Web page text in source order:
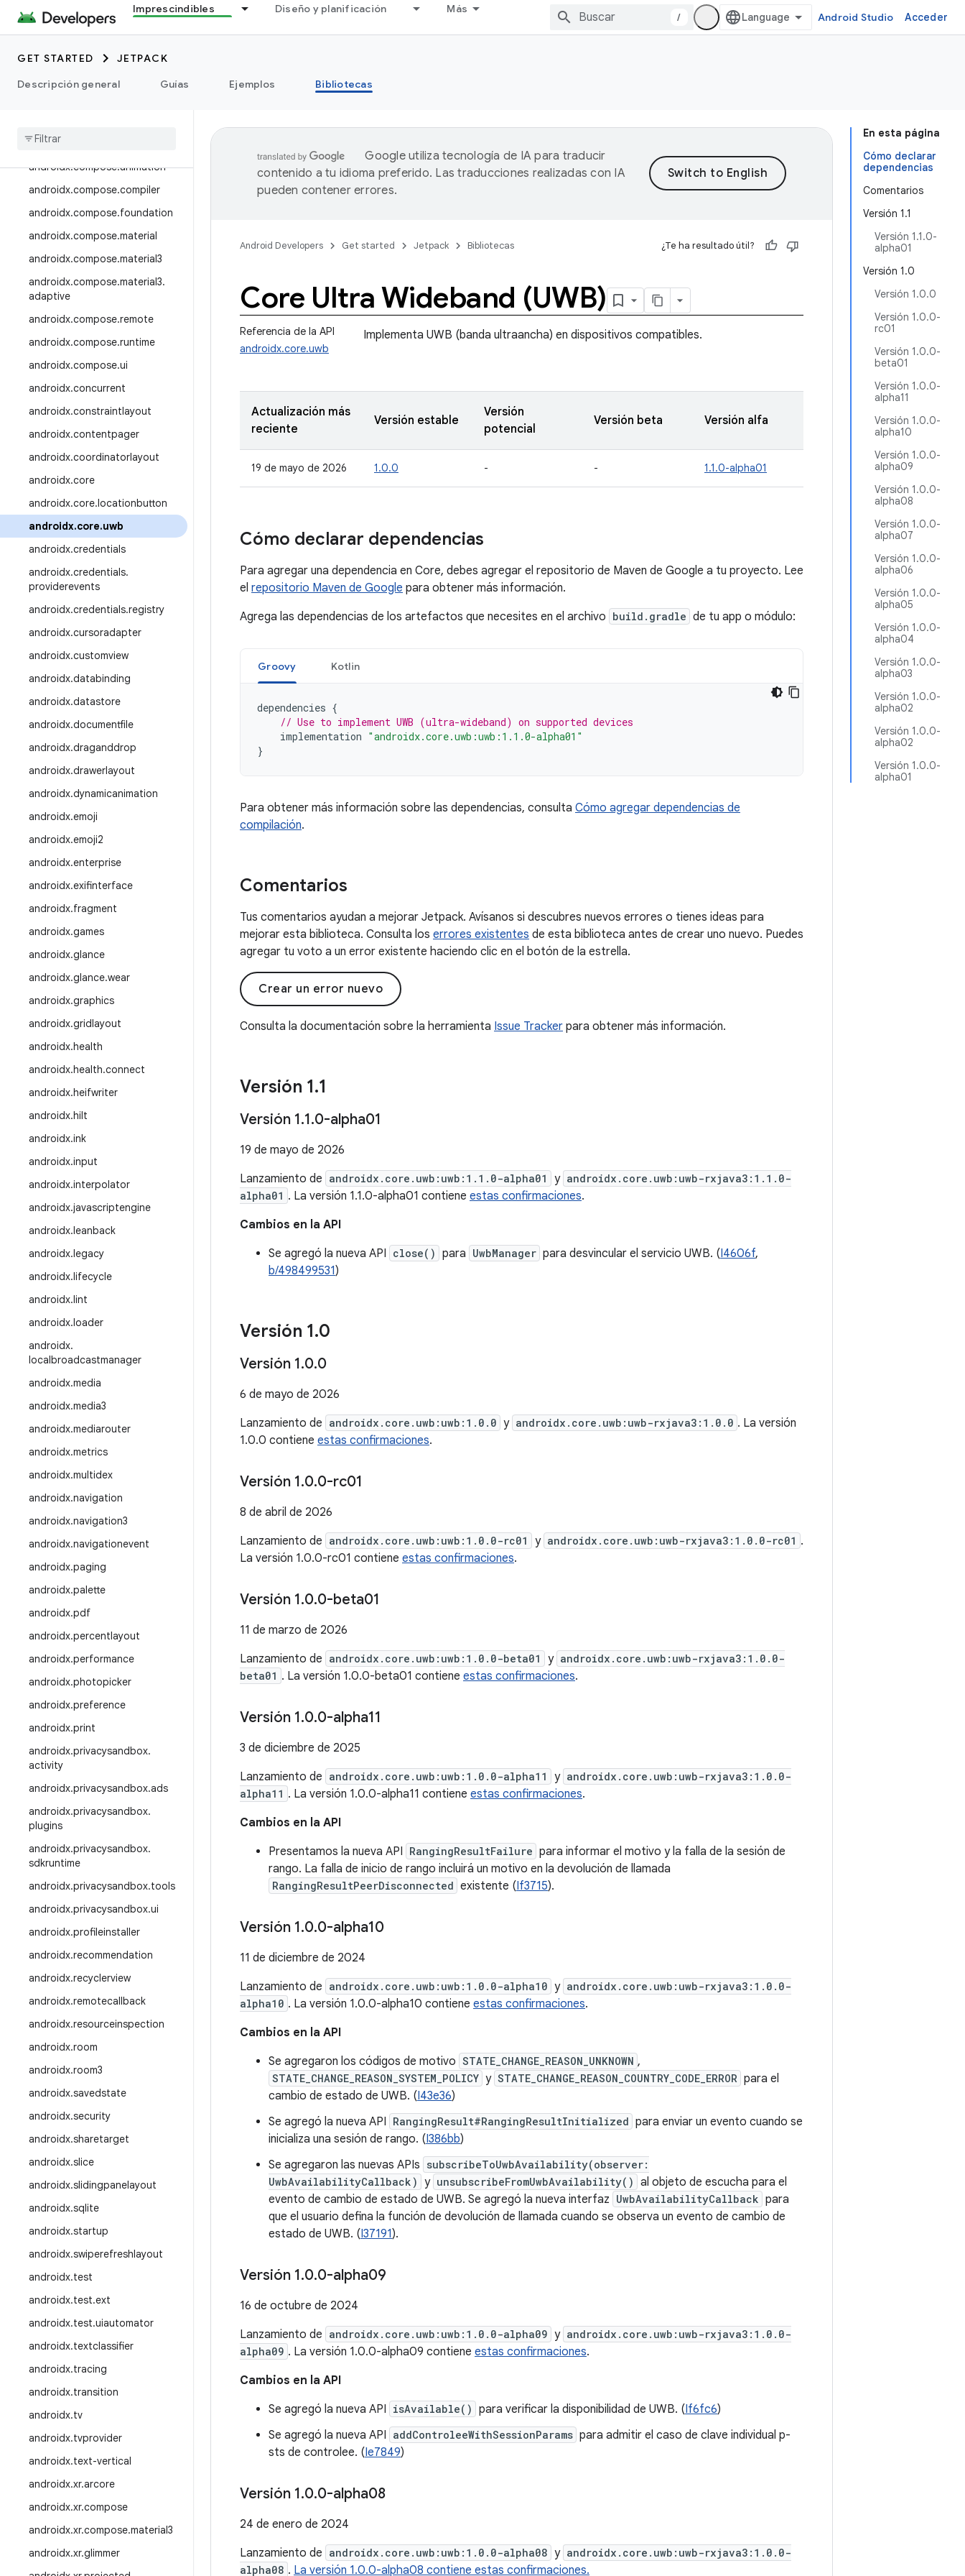
Imprescindibles Diseño y planificación Más
/ Android Studio Acceder
GET STARTED
JETPACK
Descripción general
Guías Ejemplos Bibliotecas
androidx.camera.media3
androidx.camera.viewfinder
androidx.car
androidx
androidx.compose.animation
androidx.compose.compiler
androidx.compose.foundation
androidx.compose.material
androidx.compose.material3
androidx.compose.material3.
adaptive
androidx.compose.remote
androidx.compose.runtime
androidx.compose.ui
androidx.concurrent
androidx.constraintlayout
androidx.contentpager
androidx.coordinatorlayout
androidx.core
androidx.core.locationbutton
androidx.core.uwb
androidx.credentials
androidx.credentials.
providerevents
androidx.credentials.registry
androidx.cursoradapter
androidx.customview
androidx.databinding
androidx.datastore
androidx.documentfile
androidx.draganddrop
androidx.drawerlayout
androidx.dynamicanimation
androidx.emoji
androidx.emoji2
androidx.enterprise
androidx.exifinterface
androidx.fragment
androidx.games
androidx.glance
androidx.glance.wear
androidx.graphics
androidx.gridlayout
androidx.health
androidx.health.connect
androidx.heifwriter
androidx.hilt
androidx.ink
androidx.input
androidx.interpolator
androidx.javascriptengine
androidx.leanback
androidx.legacy
androidx.lifecycle
androidx.lint
androidx.loader
androidx.
localbroadcastmanager
androidx.media
androidx.media3
androidx.mediarouter
androidx.metrics
androidx.multidex
androidx.navigation
androidx.navigation3
androidx.navigationevent
androidx.paging
androidx.palette
androidx.pdf
androidx.percentlayout
androidx.performance
androidx.photopicker
androidx.preference
androidx.print
androidx.privacysandbox.
activity
androidx.privacysandbox.ads
androidx.privacysandbox.
plugins
androidx.privacysandbox.
sdkruntime
androidx.privacysandbox.tools
androidx.privacysandbox.ui
androidx.profileinstaller
androidx.recommendation
androidx.recyclerview
androidx.remotecallback
androidx.resourceinspection
androidx.room
androidx.room3
androidx.savedstate
androidx.security
androidx.sharetarget
androidx.slice
androidx.slidingpanelayout
androidx.sqlite
androidx.startup
androidx.swiperefreshlayout
androidx.test
androidx.test.ext
androidx.test.uiautomator
androidx.textclassifier
androidx.tracing
androidx.transition
androidx.tv
androidx.tvprovider
androidx.text-vertical
androidx.xr.arcore
androidx.xr.compose
androidx.xr.compose.material3
androidx.xr.glimmer
En esta página
Cómo declarar
dependencias
Comentarios
Versión 1.1
Versión 1.1.0-
alpha01
Versión 1.0
Versión 1.0.0
Versión 1.0.0-
rc01
Versión 1.0.0-
beta01
Versión 1.0.0-
alpha11
Versión 1.0.0-
alpha10
Versión 1.0.0-
alpha09
Versión 1.0.0-
alpha08
Versión 1.0.0-
alpha07
Versión 1.0.0-
alpha06
Versión 1.0.0-
alpha05
Versión 1.0.0-
alpha04
Versión 1.0.0-
alpha03
Versión 1.0.0-
alpha02
Versión 1.0.0-
alpha02
Versión 1.0.0-
alpha01
Google utiliza tecnología de IA para traducir
contenido a tu idioma preferido. Las traducciones realizadas con IA
pueden contener errores.
Android Developers Get started Jetpack Bibliotecas ¿Te ha resultado útil?
Core Ultra Wideband (UWB)
Referencia de la API
androidx.core.uwb
Implementa UWB (banda ultraancha) en dispositivos compatibles.
Actualización más
reciente
Versión estable
Versión
potencial
Versión beta Versión alfa
19 de mayo de 2026 1.0.0 - - 1.1.0-alpha01
Cómo declarar dependencias
Para agregar una dependencia en Core, debes agregar el repositorio de Maven de Google a tu proyecto. Lee
el repositorio Maven de Google para obtener más información.
Agrega las dependencias de los artefactos que necesites en el archivo build.gradle de tu app o módulo:
Groovy Kotlin
dependencies {
// Use to implement UWB (ultra-wideband) on supported devices
implementation "androidx.core.uwb:uwb:1.1.0-alpha01"
}
Para obtener más información sobre las dependencias, consulta Cómo agregar dependencias de
compilación.
Comentarios
Tus comentarios ayudan a mejorar Jetpack. Avísanos si descubres nuevos errores o tienes ideas para
mejorar esta biblioteca. Consulta los errores existentes de esta biblioteca antes de crear uno nuevo. Puedes
agregar tu voto a un error existente haciendo clic en el botón de la estrella.
Crear un error nuevo
Consulta la documentación sobre la herramienta Issue Tracker para obtener más información.
Versión 1.1
Versión 1.1.0-alpha01
19 de mayo de 2026
Lanzamiento de androidx.core.uwb:uwb:1.1.0-alpha01 y androidx.core.uwb:uwb-rxjava3:1.1.0-
alpha01 . La versión 1.1.0-alpha01 contiene estas confirmaciones.
Cambios en la API
Se agregó la nueva API close() para UwbManager para desvincular el servicio UWB. (I4606f,
b/498499531)
Versión 1.0
Versión 1.0.0
6 de mayo de 2026
Lanzamiento de androidx.core.uwb:uwb:1.0.0 y androidx.core.uwb:uwb-rxjava3:1.0.0 . La versión
1.0.0 contiene estas confirmaciones.
Versión 1.0.0-rc01
8 de abril de 2026
Lanzamiento de androidx.core.uwb:uwb:1.0.0-rc01 y androidx.core.uwb:uwb-rxjava3:1.0.0-rc01 .
La versión 1.0.0-rc01 contiene estas confirmaciones.
Versión 1.0.0-beta01
11 de marzo de 2026
Lanzamiento de androidx.core.uwb:uwb:1.0.0-beta01 y androidx.core.uwb:uwb-rxjava3:1.0.0-
beta01 . La versión 1.0.0-beta01 contiene estas confirmaciones.
Versión 1.0.0-alpha11
3 de diciembre de 2025
Lanzamiento de androidx.core.uwb:uwb:1.0.0-alpha11 y androidx.core.uwb:uwb-rxjava3:1.0.0-
alpha11 . La versión 1.0.0-alpha11 contiene estas confirmaciones.
Cambios en la API
Presentamos la nueva API RangingResultFailure para informar el motivo y la falla de la sesión de
rango. La falla de inicio de rango incluirá un motivo en la devolución de llamada
RangingResultPeerDisconnected existente (If3715).
Versión 1.0.0-alpha10
11 de diciembre de 2024
Lanzamiento de androidx.core.uwb:uwb:1.0.0-alpha10 y androidx.core.uwb:uwb-rxjava3:1.0.0-
alpha10 . La versión 1.0.0-alpha10 contiene estas confirmaciones.
Cambios en la API
Se agregaron los códigos de motivo STATE_CHANGE_REASON_UNKNOWN ,
STATE_CHANGE_REASON_SYSTEM_POLICY y STATE_CHANGE_REASON_COUNTRY_CODE_ERROR para el
cambio de estado de UWB. (I43e36)
Se agregó la nueva API RangingResult#RangingResultInitialized para enviar un evento cuando se
inicializa una sesión de rango. (I386bb)
Se agregaron las nuevas APIs subscribeToUwbAvailability(observer:
UwbAvailabilityCallback) y unsubscribeFromUwbAvailability() al objeto de escucha para el
evento de cambio de estado de UWB. Se agregó la nueva interfaz UwbAvailabilityCallback para
que el usuario defina la función de devolución de llamada cuando se observa un evento de cambio de
estado de UWB. (I37191).
Versión 1.0.0-alpha09
16 de octubre de 2024
Lanzamiento de androidx.core.uwb:uwb:1.0.0-alpha09 y androidx.core.uwb:uwb-rxjava3:1.0.0-
alpha09 . La versión 1.0.0-alpha09 contiene estas confirmaciones.
Cambios en la API
Se agregó la nueva API isAvailable() para verificar la disponibilidad de UWB. (If6fc6)
Se agregó la nueva API addControleeWithSessionParams para admitir el caso de clave individual p-
sts de controlee. (Ie7849)
Versión 1.0.0-alpha08
24 de enero de 2024
Lanzamiento de androidx.core.uwb:uwb:1.0.0-alpha08 y androidx.core.uwb:uwb-rxjava3:1.0.0-
alpha08 . La versión 1.0.0-alpha08 contiene estas confirmaciones.